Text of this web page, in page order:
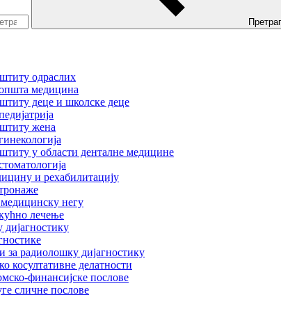
одраслих
медицина
деце и школске деце
жена
у области денталне медицине
и рехабилитацију
негу
лечење
дијагностику
за радиолошку дијагностику
косултативне делатности
финансијске послове
сличне послове